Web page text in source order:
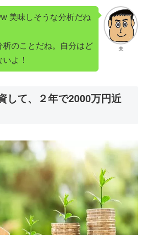
夫
美味しそうな分析だね
析のことだね。自分はど
よ！
して、２年で2000万円近